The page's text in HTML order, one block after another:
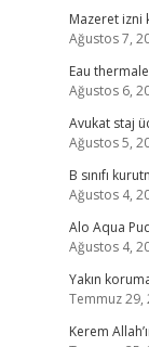
Mazeret izni
Ağustos 7,
Eau
Ağustos 6,
Avukat staj
Ağustos 5,
B sınıfı
Ağustos 4,
Alo Aqua
Ağustos 4,
Yakın
Temmuz 29,
Kerem